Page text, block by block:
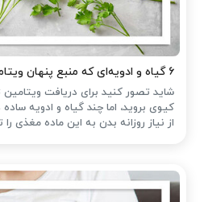
۶ گیاه و ادویه‌ای که منبع پنهان ویتامین C هستند
کیوی بروید، اما چند گیاه و ادویه
از نیاز روزانه بدن به این ماده مغذی را